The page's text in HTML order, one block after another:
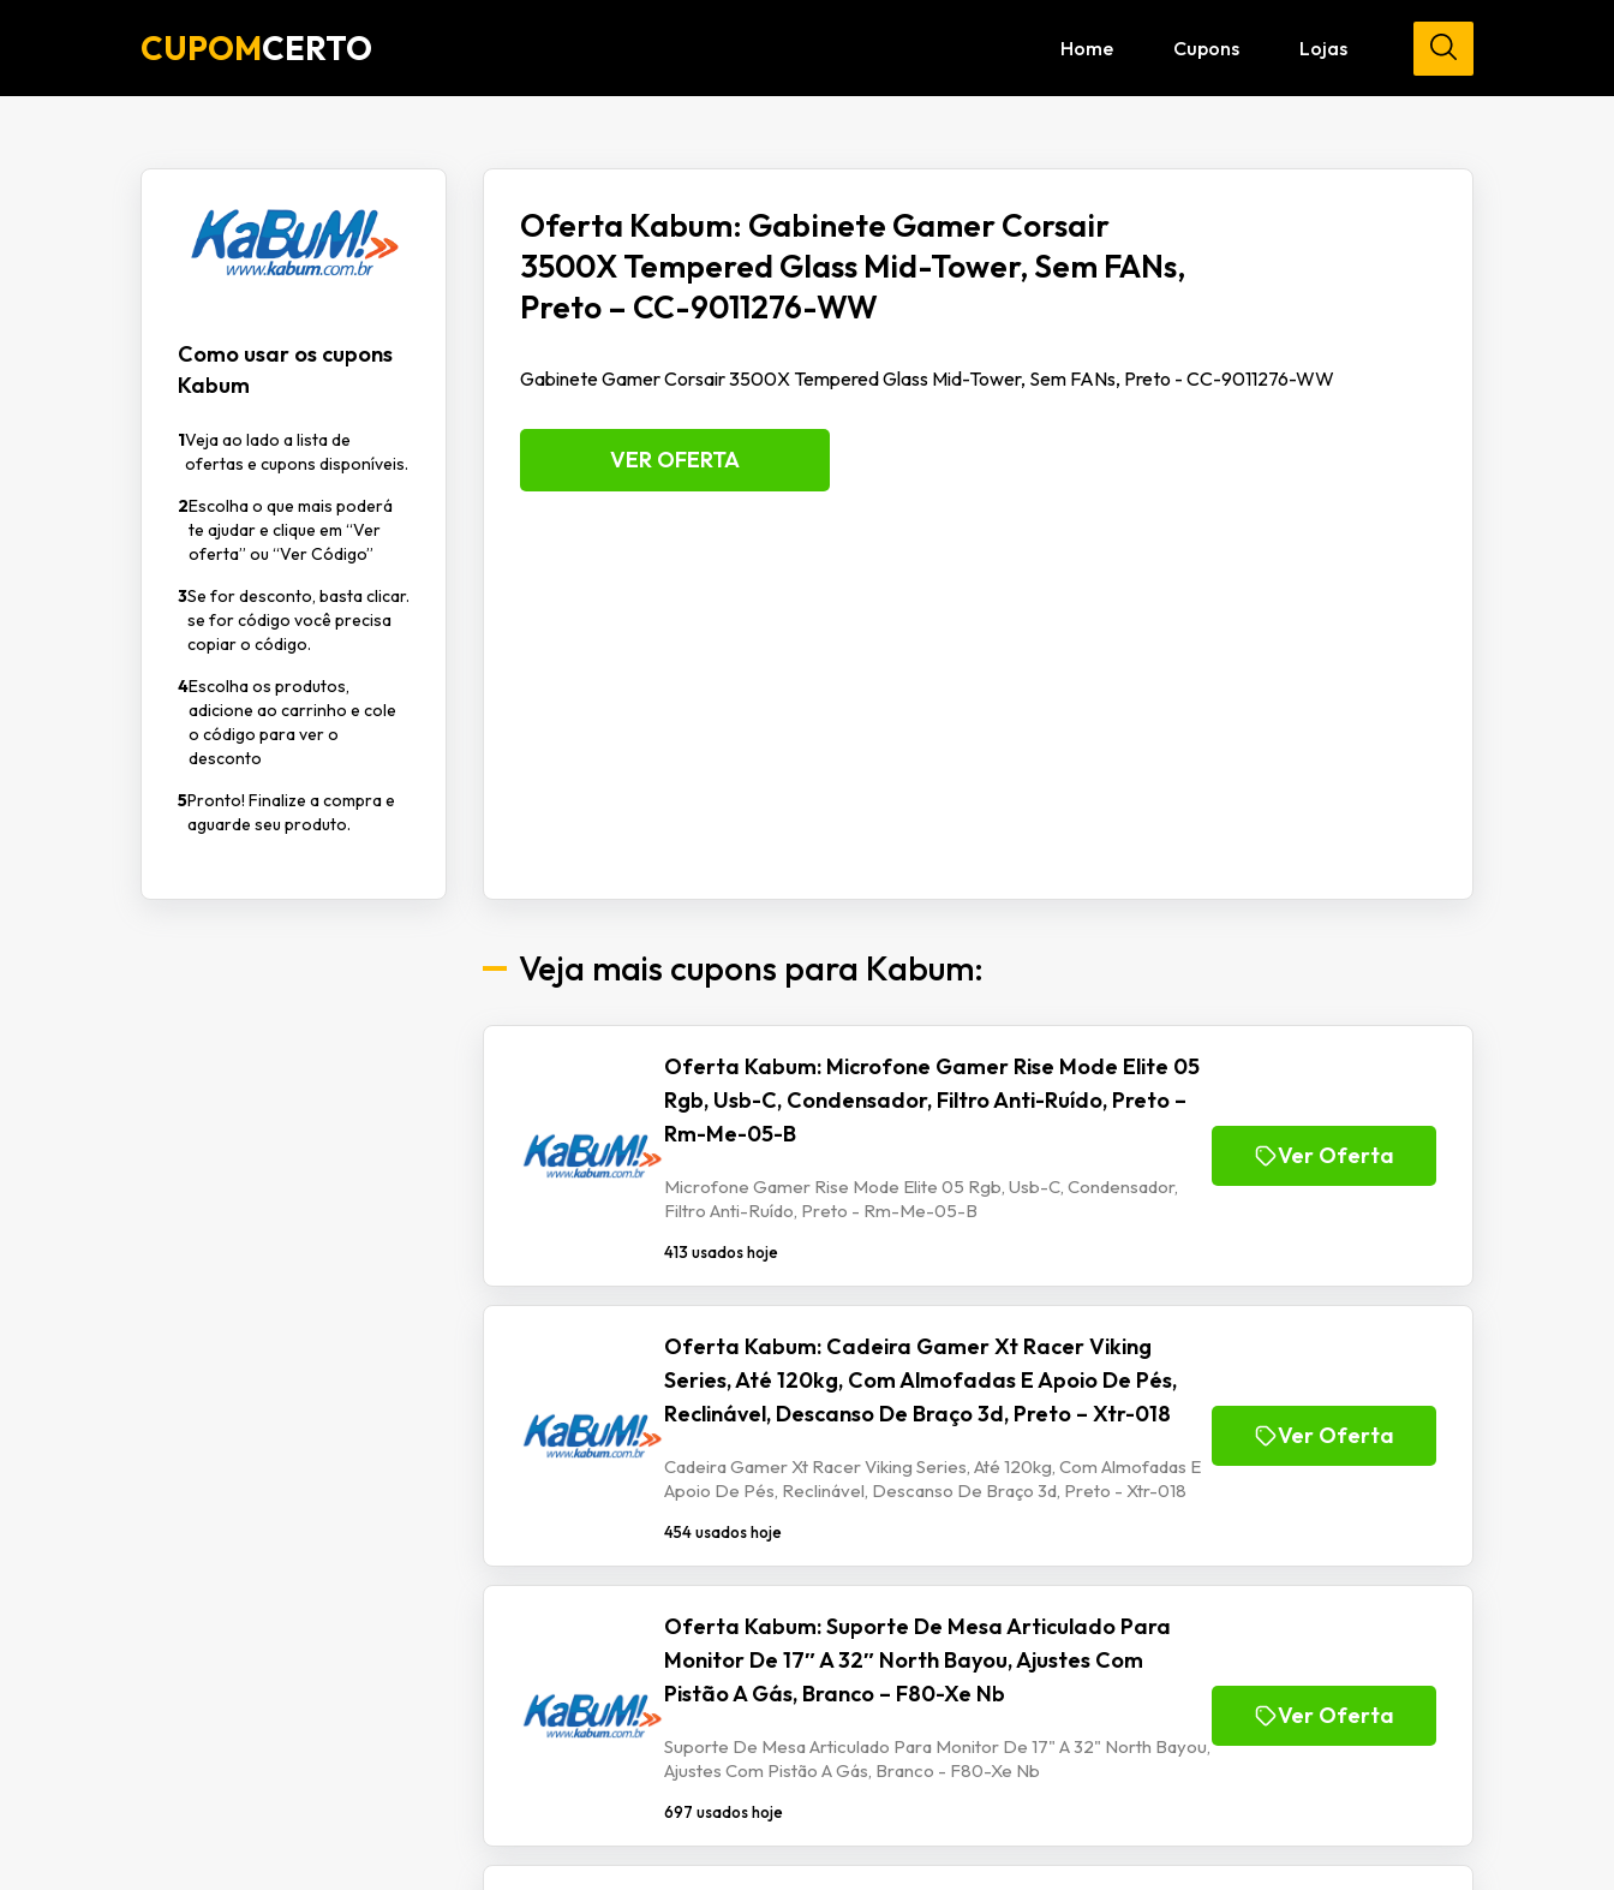
CUPOMCERTO Home Cupons Lojas
Como usar os cupons
Kabum
1Veja ao lado a lista de
ofertas e cupons disponíveis.
2Escolha o que mais poderá
te ajudar e clique em “Ver
oferta” ou “Ver Código”
3Se for desconto, basta clicar.
se for código você precisa
copiar o código.
4Escolha os produtos,
adicione ao carrinho e cole
o código para ver o
desconto
5Pronto! Finalize a compra e
aguarde seu produto.
Oferta Kabum: Gabinete Gamer Corsair
3500X Tempered Glass Mid-Tower, Sem FANs,
Preto – CC-9011276-WW
Gabinete Gamer Corsair 3500X Tempered Glass Mid-Tower, Sem FANs, Preto - CC-9011276-WW
VER OFERTA
Veja mais cupons para Kabum:
Oferta Kabum: Microfone Gamer Rise Mode Elite 05
Rgb, Usb-C, Condensador, Filtro Anti-Ruído, Preto –
Rm-Me-05-B
Microfone Gamer Rise Mode Elite 05 Rgb, Usb-C, Condensador,
Filtro Anti-Ruído, Preto - Rm-Me-05-B
413 usados hoje
Ver Oferta
Oferta Kabum: Cadeira Gamer Xt Racer Viking
Series, Até 120kg, Com Almofadas E Apoio De Pés,
Reclinável, Descanso De Braço 3d, Preto – Xtr-018
Cadeira Gamer Xt Racer Viking Series, Até 120kg, Com Almofadas E
Apoio De Pés, Reclinável, Descanso De Braço 3d, Preto - Xtr-018
454 usados hoje
Ver Oferta
Oferta Kabum: Suporte De Mesa Articulado Para
Monitor De 17″ A 32″ North Bayou, Ajustes Com
Pistão A Gás, Branco – F80-Xe Nb
Suporte De Mesa Articulado Para Monitor De 17" A 32" North Bayou,
Ajustes Com Pistão A Gás, Branco - F80-Xe Nb
697 usados hoje
Ver Oferta